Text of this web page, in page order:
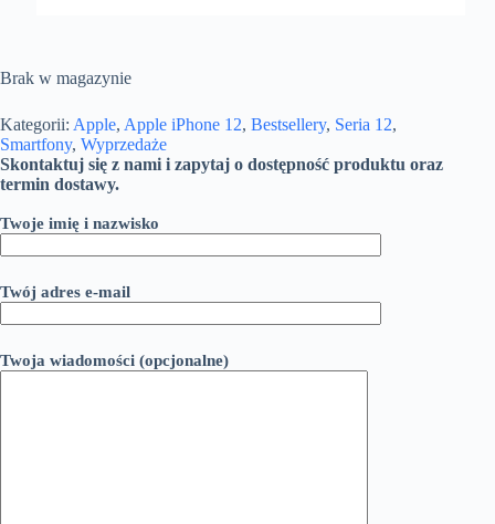
Brak w magazynie
Kategorii: Apple, Apple iPhone 12, Bestsellery, Seria 12,
Smartfony, Wyprzedaże
Skontaktuj się z nami i zapytaj o dostępność produktu oraz
termin dostawy.
Twoje imię i nazwisko
Twój adres e-mail
Twoja wiadomości (opcjonalne)